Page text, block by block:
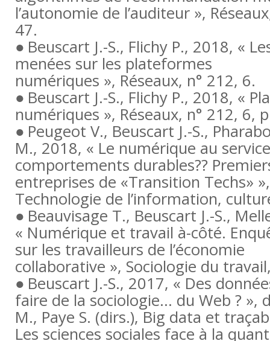
l’autonomie de l’auditeur », Réseaux
47.
Beuscart J.-S., Flichy P., 2018, «
menées sur les plateformes
numériques », Réseaux, n° 212, 6.
Beuscart J.-S., Flichy P., 2018, «
numériques », Réseaux, n° 212, 6,
Peugeot V., Beuscart J.-S.,
M., 2018, « Le numérique au
comportements durables??
entreprises de «Transition Techs»
Technologie de l’information,
Beauvisage T., Beuscart J.-S.,
« Numérique et travail à-côté.
sur les travailleurs de l’économie
collaborative », Sociologie du travail
Beuscart J.-S., 2017, « Des
faire de la sociologie… du Web ? »,
M., Paye S. (dirs.), Big data et
Les sciences sociales face à la